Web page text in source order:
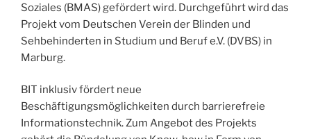
Soziales (BMAS) gefördert wird. Durchgeführt wird das
Projekt vom Deutschen Verein der Blinden und
Sehbehinderten in Studium und Beruf e.V. (DVBS) in
Marburg.
BIT inklusiv fördert neue
Beschäftigungsmöglichkeiten durch barrierefreie
Informationstechnik. Zum Angebot des Projekts